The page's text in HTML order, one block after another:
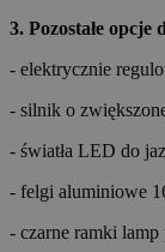
3. Pozostałe opcje
- elektrycznie
- silnik o
- światła LED do
- felgi aluminiowe
- czarne ramki lamp